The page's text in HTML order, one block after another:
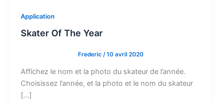
Application
Skater Of The Year
Frederic /10 avril 2020
Affichez le nom et la photo du skateur de l’année.
Choisissez l’année, et la photo et le nom du skateur
[…]